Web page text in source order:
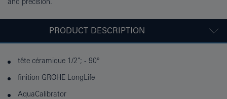
PRODUCT DESCRIPTION
tête céramique 1/2"; - 90°
finition GROHE LongLife
AquaCalibrator